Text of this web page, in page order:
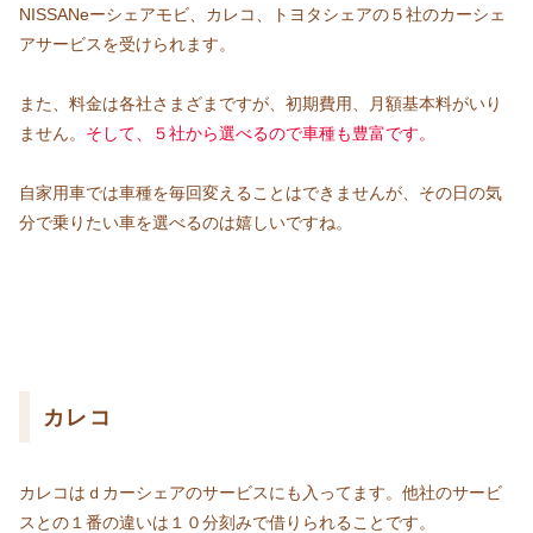
NISSANeーシェアモビ、カレコ、トヨタシェアの５社のカーシェ
アサービスを受けられます。
また、料金は各社さまざまですが、初期費用、月額基本料がいり
ません。 そして、５社から選べるので車種も豊富です。
自家用車では車種を毎回変えることはできませんが、その日の気
分で乗りたい車を選べるのは嬉しいですね。
カレコ
カレコはｄカーシェアのサービスにも入ってます。他社のサービ
スとの１番の違いは１０分刻みで借りられることです。